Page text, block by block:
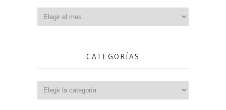
CATEGORÍAS